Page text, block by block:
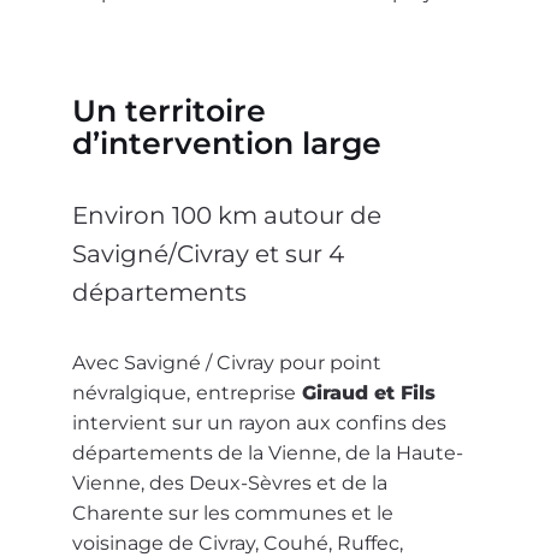
Un territoire
d’intervention large
Environ 100 km autour de
Savigné/Civray et sur 4
départements
Avec Savigné / Civray pour point
névralgique, entreprise Giraud et Fils
intervient sur un rayon aux confins des
départements de la Vienne, de la Haute-
Vienne, des Deux-Sèvres et de la
Charente sur les communes et le
voisinage de Civray, Couhé, Ruffec,